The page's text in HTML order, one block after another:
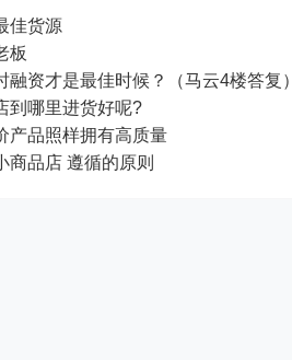
佳货源
板
融资才是最佳时候？（马云4楼答复）
到哪里进货好呢?
产品照样拥有高质量
商品店 遵循的原则